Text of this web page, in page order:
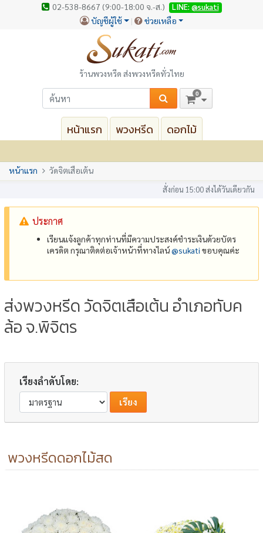
02-538-8667 (9:00-18:00 จ.-ส.) LINE: @sukati
บัญชีผู้ใช้ ช่วยเหลือ
ร้านพวงหรีด ส่งพวงหรีดทั่วไทย
0
หน้าแรก พวงหรีด ดอกไม้
หน้าแรก วัดจิตเสือเต้น
สั่งก่อน 15:00 ส่งได้วันเดียวกัน
ประกาศ
เรียนแจ้งลูกค้าทุกท่านที่มีความประสงค์ชำระเงินด้วยบัตร
เครดิต กรุณาติดต่อเจ้าหน้าที่ทางไลน์@‌sukati ขอบคุณค่ะ
ส่งพวงหรีด วัดจิตเสือเต้น อำเภอทับค
ล้อ จ.พิจิตร
เรียงลำดับโดย:
พวงหรีดดอกไม้สด